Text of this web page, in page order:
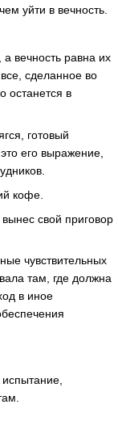
уйти в вечность.
вечность равна их
сделанное во
останется в
готовый
его выражение,
кофе.
свой приговор
чувствительных
там, где должна
в иное